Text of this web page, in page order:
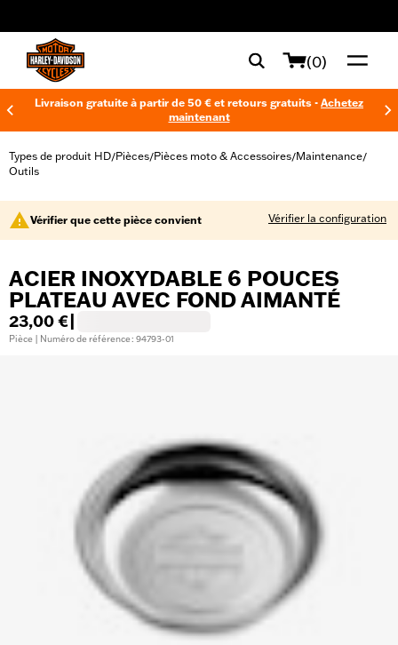
(0)
Livraison gratuite à partir de 50 € et retours gratuits - Achetez
maintenant
Types de produit HD/Pièces/Pièces moto & Accessoires/Maintenance/
Outils
Vérifier que cette pièce convient Vérifier la configuration
ACIER INOXYDABLE 6 POUCES
PLATEAU AVEC FOND AIMANTÉ
23,00 €
Pièce | Numéro de référence : 94793-01